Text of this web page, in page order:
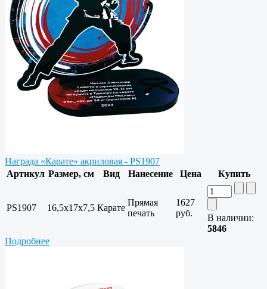
Награда «Карате» акриловая - PS1907
Артикул Размер, см Вид Нанесение Цена Купить
PS1907 16,5х17х7,5 Карате
Прямая
печать
1627
руб.
В наличии:
5846
Подробнее